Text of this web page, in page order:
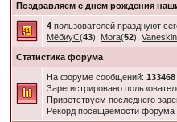
Поздравляем с днем рождения
4 пользователей празднуют
МёбиуС(43), Mora(52),Vaneskin
Статистика форума
На форуме сообщений:133468
Зарегистрировано
Приветствуем последнего
Рекорд посещаемости